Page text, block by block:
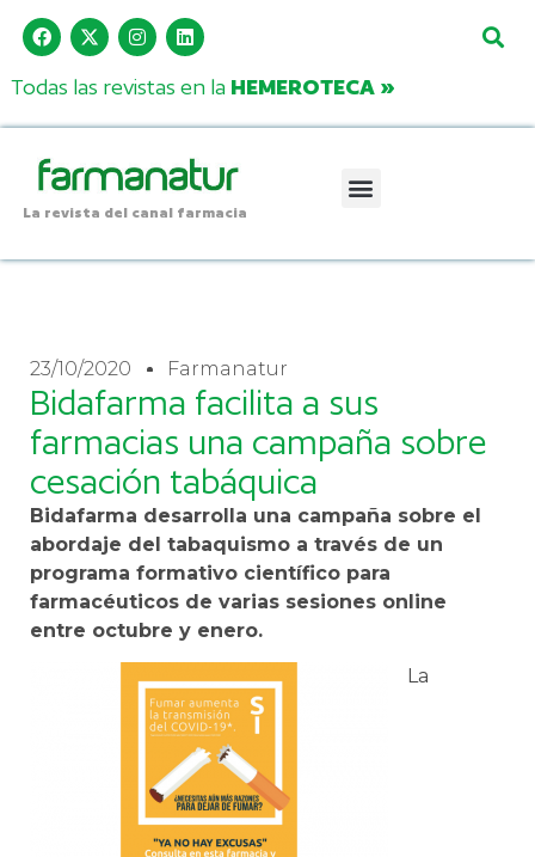
Todas las revistas en la HEMEROTECA »
La revista del canal farmacia
23/10/2020 Farmanatur
Bidafarma facilita a sus
farmacias una campaña sobre
cesación tabáquica
Bidafarma desarrolla una campaña sobre el
abordaje del tabaquismo a través de un
programa formativo científico para
farmacéuticos de varias sesiones online
entre octubre y enero.
La